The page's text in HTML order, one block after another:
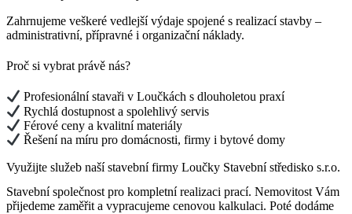
Zahrnujeme veškeré vedlejší výdaje spojené s realizací stavby –
administrativní, přípravné i organizační náklady.
Proč si vybrat právě nás?
Profesionální stavaři v Loučkách s dlouholetou praxí
Rychlá dostupnost a spolehlivý servis
Férové ceny a kvalitní materiály
Řešení na míru pro domácnosti, firmy i bytové domy
Využijte služeb naší stavební firmy Loučky Stavební středisko s.r.o.
Stavební společnost pro kompletní realizaci prací. Nemovitost Vám
přijedeme zaměřit a vypracujeme cenovou kalkulaci. Poté dodáme